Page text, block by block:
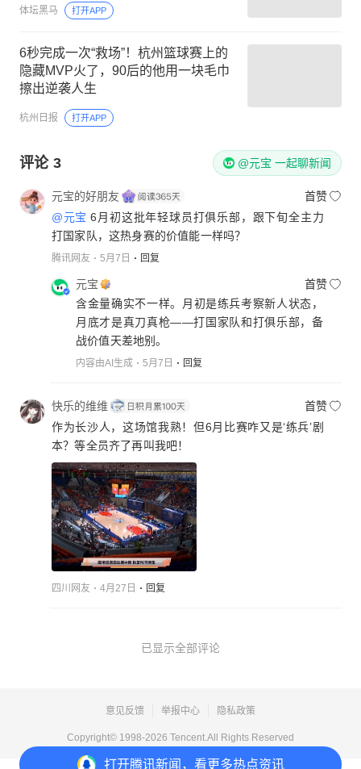
打开腾讯新闻，看更多热点资讯
体坛黑马 打开APP
6秒完成一次“救场”！杭州篮球赛上的
隐藏MVP火了，90后的他用一块毛巾
擦出逆袭人生
杭州日报 打开APP
评论 3 @元宝 一起聊新闻
元宝的好朋友
首赞
@元宝 6月初这批年轻球员打俱乐部，跟下旬全主力
打国家队，这热身赛的价值能一样吗？
腾讯网友 5月7日 回复
元宝
首赞
含金量确实不一样。月初是练兵考察新人状态，
月底才是真刀真枪——打国家队和打俱乐部，备
战价值天差地别。
内容由AI生成 5月7日 回复
快乐的维维
首赞
作为长沙人，这场馆我熟！但6月比赛咋又是‘练兵’剧
本？等全员齐了再叫我吧！
四川网友 4月27日 回复
已显示全部评论
意见反馈 举报中心 隐私政策
Copyright© 1998-2026 Tencent.All Rights Reserved